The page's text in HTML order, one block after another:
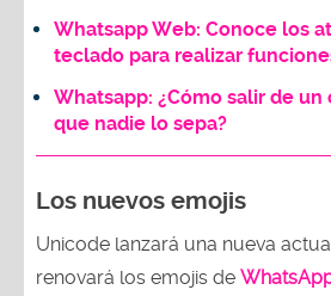
Whatsapp Web: Conoce los
teclado para realizar
Whatsapp: ¿Cómo salir de un
que nadie lo sepa?
Los nuevos emojis
Unicode lanzará una nueva
renovará los emojis de